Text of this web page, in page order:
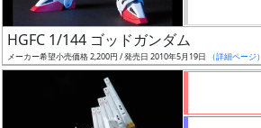
リ
ー
HGFC 1/144 ゴッドガンダム
メーカー希望小売価格 2,200円 / 発売日 2010年5月19日 （詳細ページ）